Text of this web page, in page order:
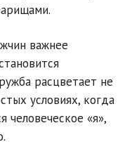
важнее
расцветает не
условиях, когда
человеческое «я»,